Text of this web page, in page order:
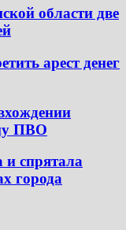
области две
арест денег
ПВО
спрятала
города